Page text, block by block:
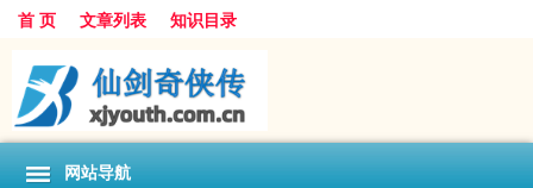
首 页 文章列表 知识目录
网站导航